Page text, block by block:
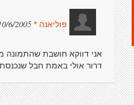
פוליאנה * 6/2005 13:22:35
אני דווקא חושבת שהתמונה
דרור אולי באמת חבל